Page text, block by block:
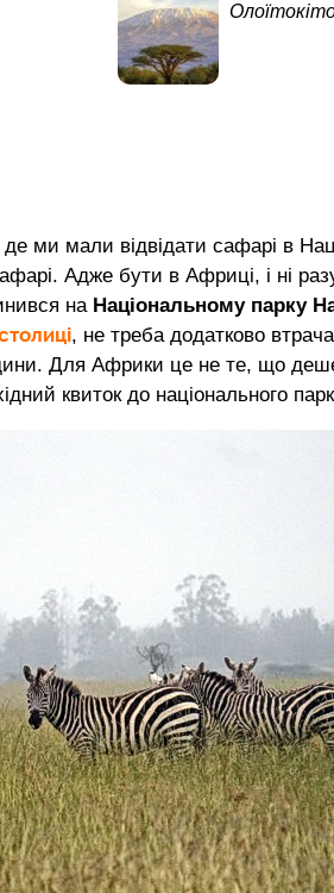
де ми мали відвідати сафарі в
Адже бути в Африці, і ні
на Національному парку
, не треба додатково
Для Африки це не те, що
квиток до національного